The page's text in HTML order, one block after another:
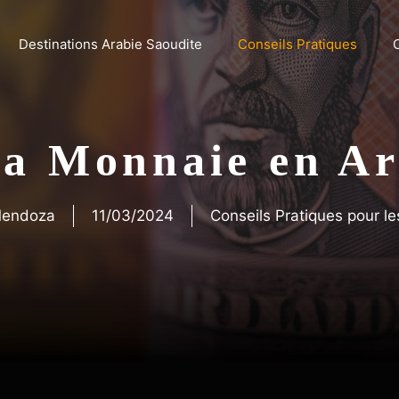
Destinations Arabie Saoudite Conseils Pratiques
Monnaie en
11/03/2024 Conseils Pratiques pour